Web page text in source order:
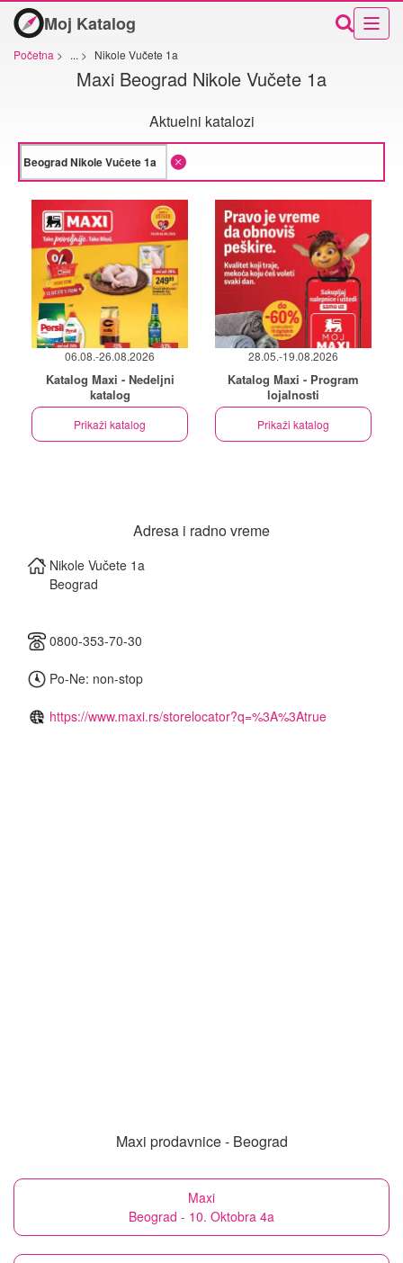
Moj Katalog
Početna > ... > Nikole Vučete 1a
Maxi Beograd Nikole Vučete 1a
Aktuelni katalozi
06.08.-26.08.2026
Katalog Maxi - Nedeljni
katalog
Prikaži katalog
28.05.-19.08.2026
Katalog Maxi - Program
lojalnosti
Prikaži katalog
Adresa i radno vreme
Nikole Vučete 1a
Beograd
0800-353-70-30
Po-Ne: non-stop
https://www.maxi.rs/storelocator?q=%3A%3Atrue
Maxi prodavnice - Beograd
Maxi
Beograd - 10. Oktobra 4a